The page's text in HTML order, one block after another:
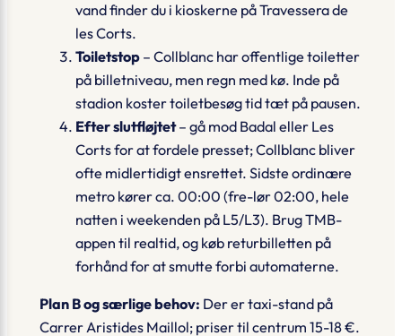
vand finder du i kioskerne på Travessera de
les Corts.
Toiletstop – Collblanc har offentlige toiletter
på billetniveau, men regn med kø. Inde på
stadion koster toiletbesøg tid tæt på pausen.
Efter slutfløjtet– gå mod Badal eller Les
Cortsfor at fordele presset; Collblanc bliver
ofte midlertidigt ensrettet. Sidste ordinære
metro kører ca. 00:00 (fre-lør 02:00, hele
natten i weekenden på L5/L3). Brug TMB-
appen til realtid, og køb returbilletten på
forhånd for at smutte forbi automaterne.
Plan B og særlige behov: Der er taxi-stand på
Carrer Aristides Maillol; priser til centrum 15-18 €.